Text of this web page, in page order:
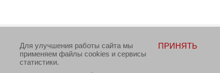
Copyright © 2006-2026. Интернет-магазин сейфов
www.safe77.ru
Данный интернет-сайт носит исключительно информационный
Для улучшения работы сайта мы
применяем файлы cookies и сервисы
статистики.
ПРИНЯТЬ